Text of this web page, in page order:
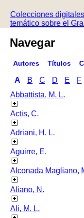
Colecciones
temático sobre el
Navegar
Autores Títulos
A B C D E F
Abbattista, M. L.
Actis, C.
Adriani, H. L.
Aguirre, E.
Alconada Magliano,
Aliano, N.
Ali, M. L.